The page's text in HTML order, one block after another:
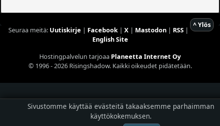
^ Ylös
Seuraa meitä: Uutiskirje | Facebook| X| Mastodon| RSS|
English Site
Hostingpalvelun tarjoaa Planeetta Internet Oy
© 1996 - 2026 Risingshadow. Kaikki oikeudet pidätetään.
Sivustomme käyttää evästeitä takaaksemme parhaimman
käyttökokemuksen.